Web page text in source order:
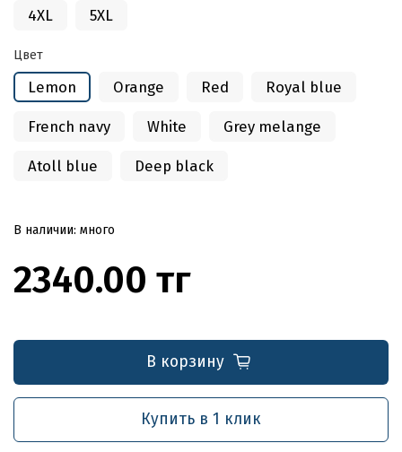
4XL 5XL
Цвет
Lemon Orange Red Royal blue
French navy White Grey melange
Atoll blue Deep black
В наличии: много
2340.00 тг
В корзину
Купить в 1 клик